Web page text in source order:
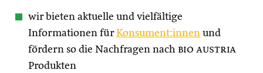
wir bieten aktuelle und vielfältige
Informationen fürKonsument:innen und
fördern so die Nachfragen nach bio austria
Produkten